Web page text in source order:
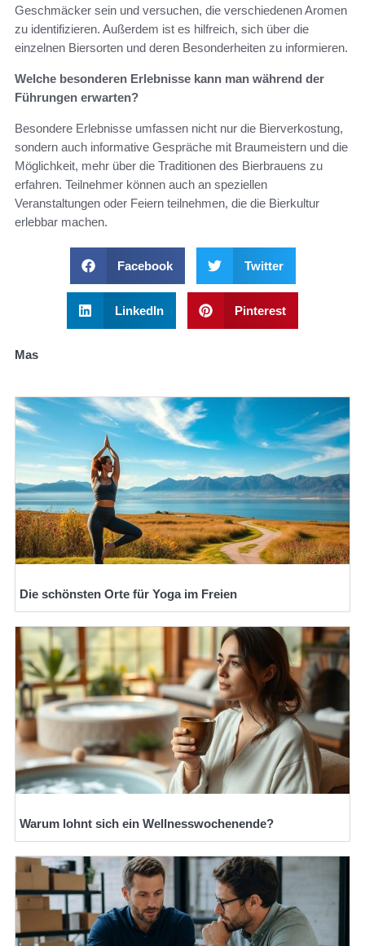
Geschmäcker sein und versuchen, die verschiedenen Aromen
zu identifizieren. Außerdem ist es hilfreich, sich über die
einzelnen Biersorten und deren Besonderheiten zu informieren.
Welche besonderen Erlebnisse kann man während der
Führungen erwarten?
Besondere Erlebnisse umfassen nicht nur die Bierverkostung,
sondern auch informative Gespräche mit Braumeistern und die
Möglichkeit, mehr über die Traditionen des Bierbrauens zu
erfahren. Teilnehmer können auch an speziellen
Veranstaltungen oder Feiern teilnehmen, die die Bierkultur
erlebbar machen.
Facebook Twitter
LinkedIn Pinterest
Mas
Die schönsten Orte für Yoga im Freien
Warum lohnt sich ein Wellnesswochenende?